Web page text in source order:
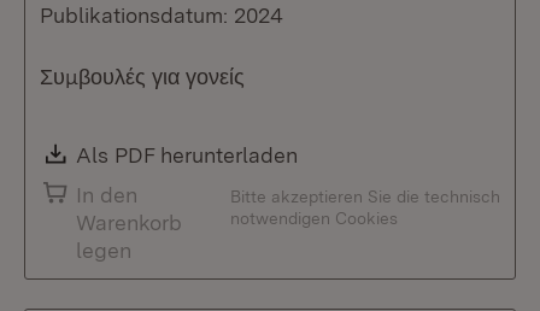
Publikationsdatum: 2024
Συμβουλές για γονείς
Download:
Als PDF herunterladen
In den
Warenkorb
legen
Bitte akzeptieren Sie die technisch
notwendigen Cookies